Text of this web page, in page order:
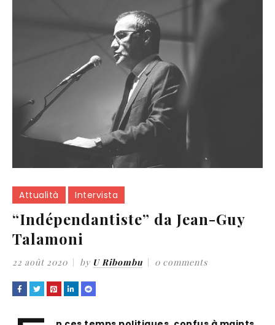
Attualità Intervista
“Indépendantiste” da Jean-Guy
Talamoni
22 août 2020 by U Ribombu 0 comments